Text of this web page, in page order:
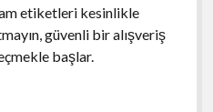
etiketleri kesinlikle
güvenli bir alışveriş
başlar.